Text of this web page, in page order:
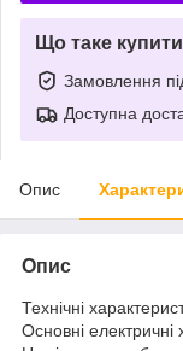
Що таке
Замовлення
Доступна
Опис
Опис
Технічні
Основні електричні